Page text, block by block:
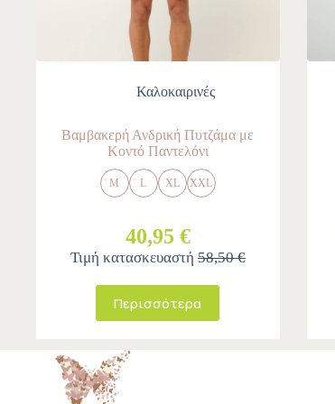
Καλοκαιρινές
Βαμβακερή Ανδρική Πυτζάμα με
Κοντό Παντελόνι
M L XL XXL
40,95 €
Τιμή κατασκευαστή 58,50 €
Περισσότερα